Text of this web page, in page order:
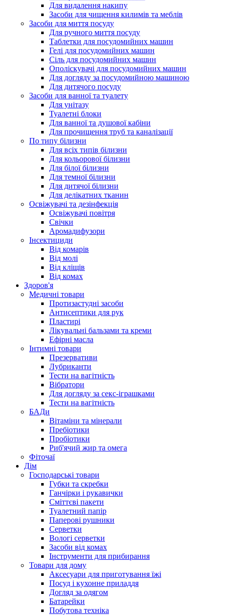
Для видалення накипу
Засоби для чищення килимів та меблів
Засоби для миття посуду
Для ручного миття посуду
Таблетки для посудомийних машин
Гелі для посудомийних машин
Сіль для посудомийних машин
Ополіскувачі для посудомийних машин
Для догляду за посудомийною машиною
Для дитячого посуду
Засоби для ванної та туалету
Для унітазу
Туалетні блоки
Для ванної та душової кабіни
Для прочищення труб та каналізації
По типу білизни
Для всіх типів білизни
Для кольорової білизни
Для білої білизни
Для темної білизни
Для дитячої білизни
Для делікатних тканин
Освіжувачі та дезінфекція
Освіжувачі повітря
Свічки
Аромадифузори
Інсектициди
Від комарів
Від молі
Від кліщів
Від комах
Здоров'я
Медичні товари
Протизастудні засоби
Антисептики для рук
Пластирі
Лікувальні бальзами та креми
Ефірні масла
Інтимні товари
Презервативи
Лубриканти
Тести на вагітність
Вібратори
Для догляду за секс-іграшками
Тести на вагітність
БАДи
Вітаміни та мінерали
Пребіотики
Пробіотики
Риб'ячий жир та омега
Фіточаї
Дім
Господарські товари
Губки та скребки
Ганчірки і рукавички
Сміттєві пакети
Туалетний папір
Паперові рушники
Серветки
Вологі серветки
Засоби від комах
Інструменти для прибирання
Товари для дому
Аксесуари для приготування їжі
Посуд і кухонне приладдя
Догляд за одягом
Батарейки
Побутова техніка